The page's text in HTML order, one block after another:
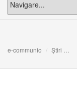
e-communio Știri